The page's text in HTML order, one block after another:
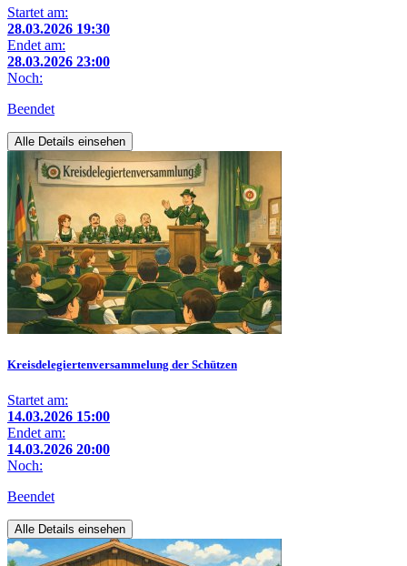
Startet am:
28.03.2026 19:30
Endet am:
28.03.2026 23:00
Noch:
Beendet
Alle Details einsehen
Kreisdelegiertenversammelung der Schützen
Startet am:
14.03.2026 15:00
Endet am:
14.03.2026 20:00
Noch:
Beendet
Alle Details einsehen